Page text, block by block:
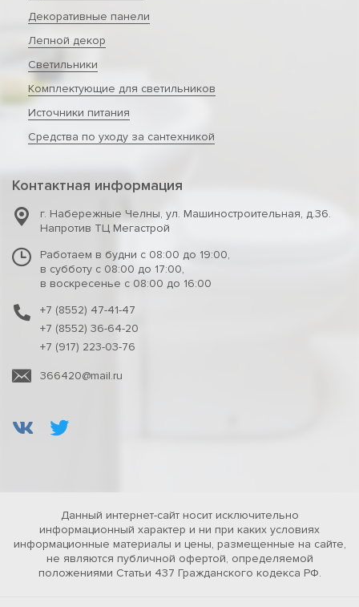
Декоративные панели
Лепной декор
Светильники
Комплектующие для светильников
Источники питания
Средства по уходу за сантехникой
Контактная информация
г. Набережные Челны, ул. Машиностроительная, д.36.
Напротив ТЦ Мегастрой
Работаем в будни с 08:00 до 19:00,
в субботу с 08:00 до 17:00,
в воскресенье с 08:00 до 16:00
+7 (8552) 47-41-47
+7 (8552) 36-64-20
+7 (917) 223-03-76
366420@mail.ru
Данный интернет-сайт носит исключительно
информационный характер и ни при каких условиях
информационные материалы и цены, размещенные на сайте,
не являются публичной офертой, определяемой
положениями Статьи 437 Гражданского кодекса РФ.